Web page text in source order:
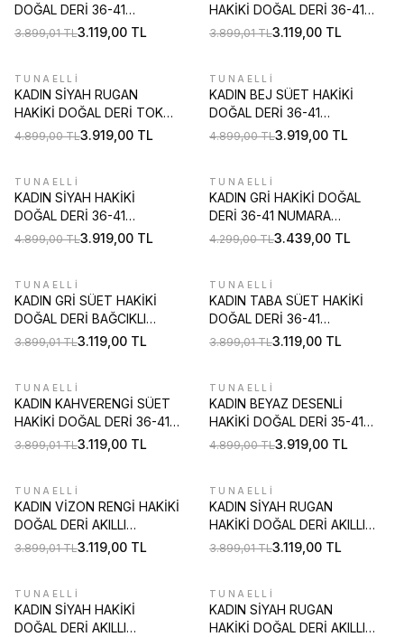
DOĞAL DERİ 36-41
NUMARA BAĞCIKLI
3.899,01TL3.119,00 TL
HAKİKİ DOĞAL DERİ 36-41
NUMARA BAĞCIKLI
3.899,01TL3.119,00 TL
%20
TUNAELLİ
KADIN SİYAH RUGAN
HAKİKİ DOĞAL DERİ TOKALI
MARY JANE AYAKKABI
4.899,00TL3.919,00 TL
%20
TUNAELLİ
KADIN BEJ SÜET HAKİKİ
DOĞAL DERİ 36-41
NUMARA EVA TABAN
4.899,00TL3.919,00 TL
%20
TUNAELLİ
KADIN SİYAH HAKİKİ
DOĞAL DERİ 36-41
NUMARA EVA TABAN
4.899,00TL3.919,00 TL
%20
TUNAELLİ
KADIN GRİ HAKİKİ DOĞAL
DERİ 36-41 NUMARA
BAĞCIKLI SNEAKER
4.299,00TL3.439,00 TL
%20
TUNAELLİ
KADIN GRİ SÜET HAKİKİ
DOĞAL DERİ BAĞCIKLI
SNEAKER CASUAL
3.899,01TL3.119,00 TL
%20
TUNAELLİ
KADIN TABA SÜET HAKİKİ
DOĞAL DERİ 36-41
NUMARA BAĞCIKLI
3.899,01TL3.119,00 TL
%20
TUNAELLİ
KADIN KAHVERENGİ SÜET
HAKİKİ DOĞAL DERİ 36-41
NUMARA BAĞCIKLI
3.899,01TL3.119,00 TL
%20
TUNAELLİ
KADIN BEYAZ DESENLİ
HAKİKİ DOĞAL DERİ 35-41
NUMARA EVA TABAN
4.899,00TL3.919,00 TL
%20
TUNAELLİ
KADIN VİZON RENGİ HAKİKİ
DOĞAL DERİ AKILLI
BAĞCIKLI ORTOPEDİK
3.899,01TL3.119,00 TL
%20
TUNAELLİ
KADIN SİYAH RUGAN
HAKİKİ DOĞAL DERİ AKILLI
BAĞCIKLI ORTOPEDİK
3.899,01TL3.119,00 TL
%20
TUNAELLİ
KADIN SİYAH HAKİKİ
DOĞAL DERİ AKILLI
%20
TUNAELLİ
KADIN SİYAH RUGAN
HAKİKİ DOĞAL DERİ AKILLI